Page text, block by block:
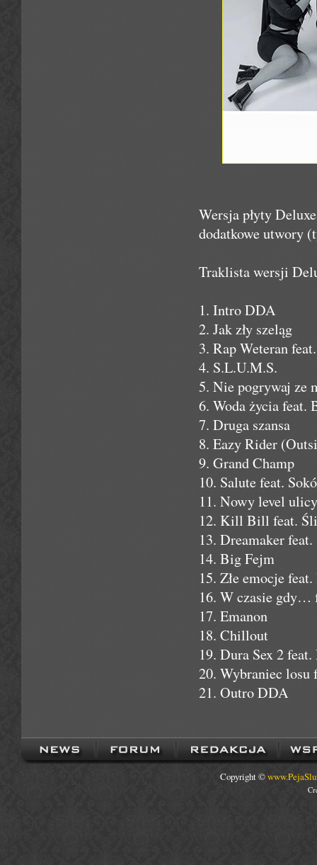
Wersja płyty
dodatkowe utwory
Traklista wersji
1. Intro DDA
2. Jak zły szeląg
3. Rap Weteran
4. S.L.U.M.S.
5. Nie pogrywaj ze
6. Woda życia feat.
7. Druga szansa
8. Eazy Rider
9. Grand Champ
10. Salute feat.
11. Nowy level
12. Kill Bill feat.
13. Dreamaker
14. Big Fejm
15. Złe emocje
16. W czasie gdy…
17. Emanon
18. Chillout
19. Dura Sex 2
20. Wybraniec losu
21. Outro DDA
Copyright ©